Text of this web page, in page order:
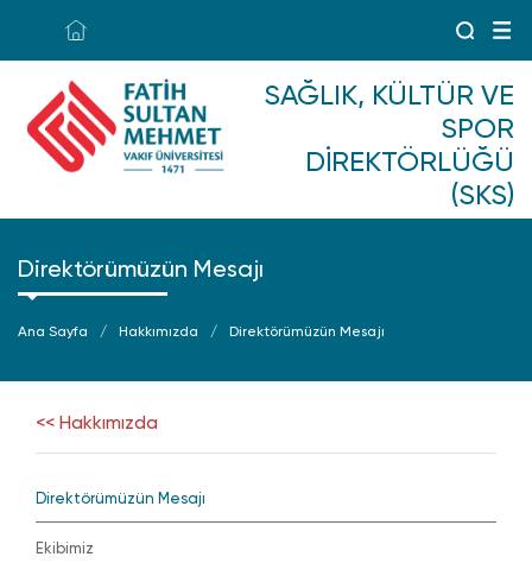
SAĞLIK, KÜLTÜR VE
SPOR
DIREKTÖRLÜĞÜ
(SKS)
Direktörümüzün Mesajı
Ana Sayfa Hakkımızda Direktörümüzün Mesajı
<< Hakkımızda
Direktörümüzün Mesajı
Ekibimiz